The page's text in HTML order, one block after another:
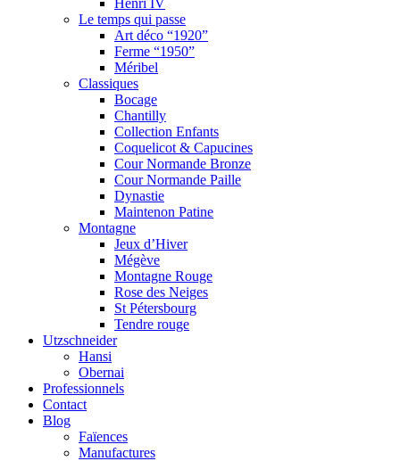
Le temps qui passe
Art déco “1920”
Ferme “1950”
Méribel
Classiques
Bocage
Chantilly
Collection Enfants
Coquelicot & Capucines
Cour Normande Bronze
Cour Normande Paille
Dynastie
Maintenon Patine
Montagne
Jeux d’Hiver
Mégève
Montagne Rouge
Rose des Neiges
St Pétersbourg
Tendre rouge
Utzschneider
Hansi
Obernai
Professionnels
Contact
Blog
Faïences
Manufactures